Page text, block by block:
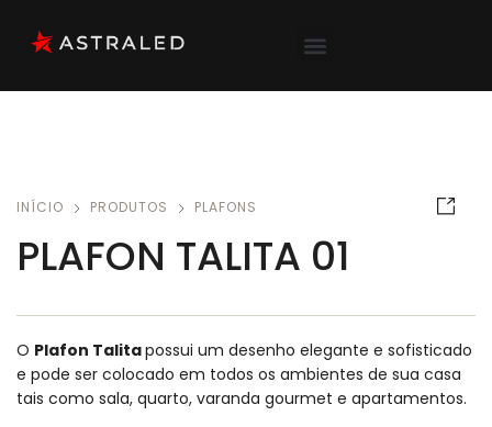
INÍCIO PRODUTOS PLAFONS
PLAFON TALITA 01
O Plafon Talitapossui um desenho elegante e sofisticado
e pode ser colocado em todos os ambientes de sua casa
tais como sala, quarto, varanda gourmet e apartamentos.